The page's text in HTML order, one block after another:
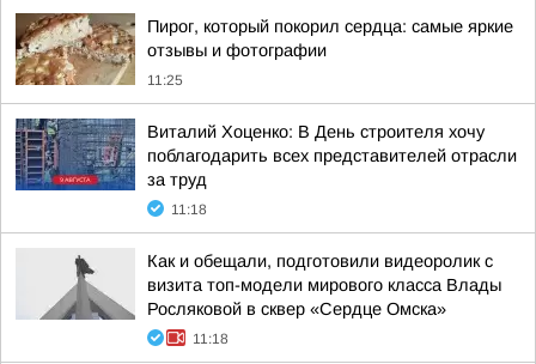
Пирог, который покорил сердца: самые яркие
отзывы и фотографии
11:25
Виталий Хоценко: В День строителя хочу
поблагодарить всех представителей отрасли
за труд
11:18
Как и обещали, подготовили видеоролик с
визита топ-модели мирового класса Влады
Росляковой в сквер «Сердце Омска»
11:18